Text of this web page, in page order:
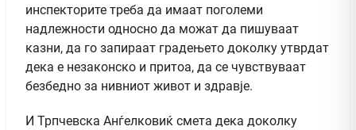
инспекторите треба да имаат поголеми
надлежности односно да можат да пишуваат
казни, да го запираат градењето доколку утврдат
дека е незаконско и притоа, да се чувствуваат
безбедно за нивниот живот и здравје.
И Трпчевска Анѓелковиќ смета дека доколку